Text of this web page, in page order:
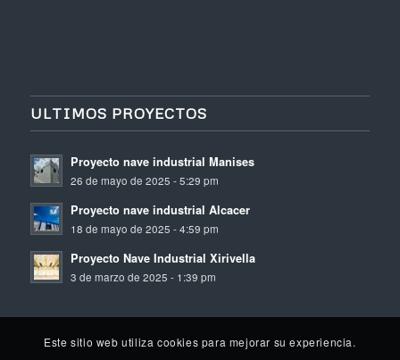
ULTIMOS PROYECTOS
Proyecto nave industrial Manises
26 de mayo de 2025 - 5:29 pm
Proyecto nave industrial Alcacer
18 de mayo de 2025 - 4:59 pm
Proyecto Nave Industrial Xirivella
3 de marzo de 2025 - 1:39 pm
Este sitio web utiliza cookies para mejorar su experiencia.